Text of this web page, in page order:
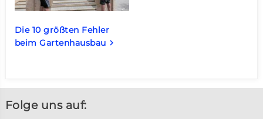
Die 10 größten Fehler
beim Gartenhausbau keyboard_arrow_right
Folge uns auf: